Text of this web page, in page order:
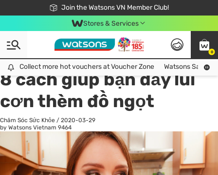
Join the Watsons VN Member Club!
Free Shipping For Order From 249,000Đ
24h Fast delivery in Hồ Chí Minh City
Stores & Services
0
Collect more hot vouchers at Voucher Zone
Collect more hot vouchers at Voucher Zone Watsons Safety
All
Chăm Sóc Cá Nhân
8 cách giúp bạn đẩy lùi
cơn thèm đồ ngọt
Chăm Sóc Sức Khỏe / 2020-03-29
by Watsons Vietnam 9464